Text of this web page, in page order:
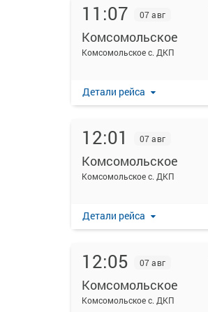
11:07 07 авг
Комсомольское
Комсомольское с. ДКП
Детали рейса
12:01 07 авг
Комсомольское
Комсомольское с. ДКП
Детали рейса
12:05 07 авг
Комсомольское
Комсомольское с. ДКП